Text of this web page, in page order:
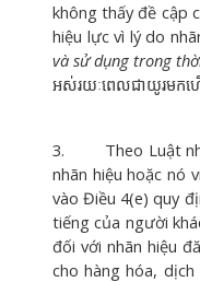
không thấy đề cập
hiệu lực vì lý do
và sử dụng trong
អស់រយៈពេលជាយូរមកហ
3. Theo Luật nhãn
nhãn hiệu hoặc nó
vào Điều 4(e) quy
tiếng của người
đối với nhãn hiệu
cho hàng hóa,